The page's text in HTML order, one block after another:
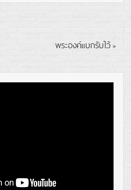
พระองค์แบกรับไว้ »